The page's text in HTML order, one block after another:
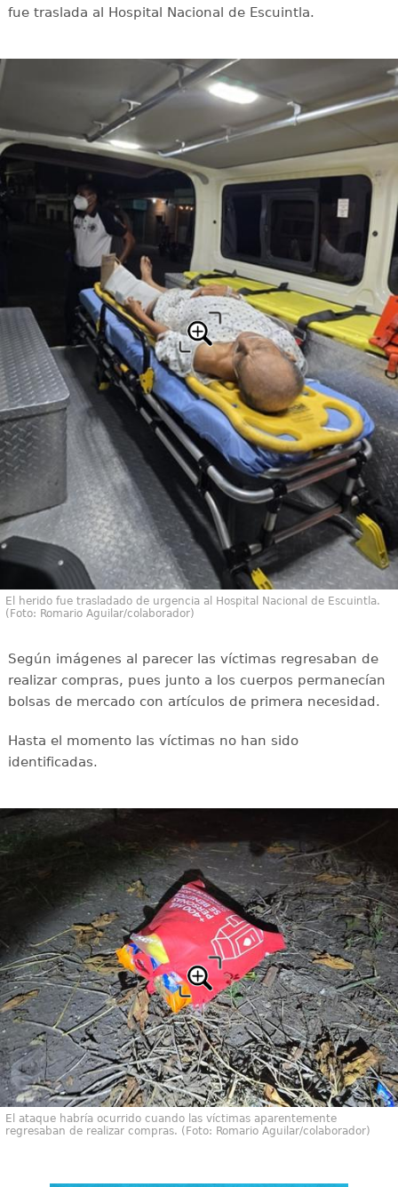
fue traslada al Hospital Nacional de Escuintla.
El herido fue trasladado de urgencia al Hospital Nacional de Escuintla.
(Foto: Romario Aguilar/colaborador)
Según imágenes al parecer las víctimas regresaban de
realizar compras, pues junto a los cuerpos permanecían
bolsas de mercado con artículos de primera necesidad.
Hasta el momento las víctimas no han sido
identificadas.
El ataque habría ocurrido cuando las víctimas aparentemente
regresaban de realizar compras. (Foto: Romario Aguilar/colaborador)